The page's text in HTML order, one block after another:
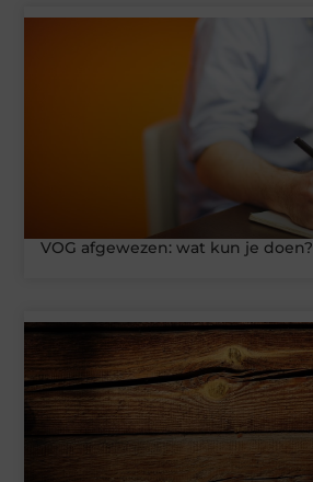
VOG afgewezen: wat kun je doen?